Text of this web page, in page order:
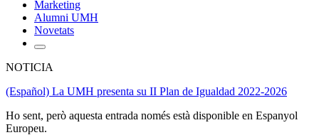
Marketing
Alumni UMH
Novetats
NOTICIA
(Español) La UMH presenta su II Plan de Igualdad 2022-2026
Ho sent, però aquesta entrada només està disponible en Espanyol
Europeu.